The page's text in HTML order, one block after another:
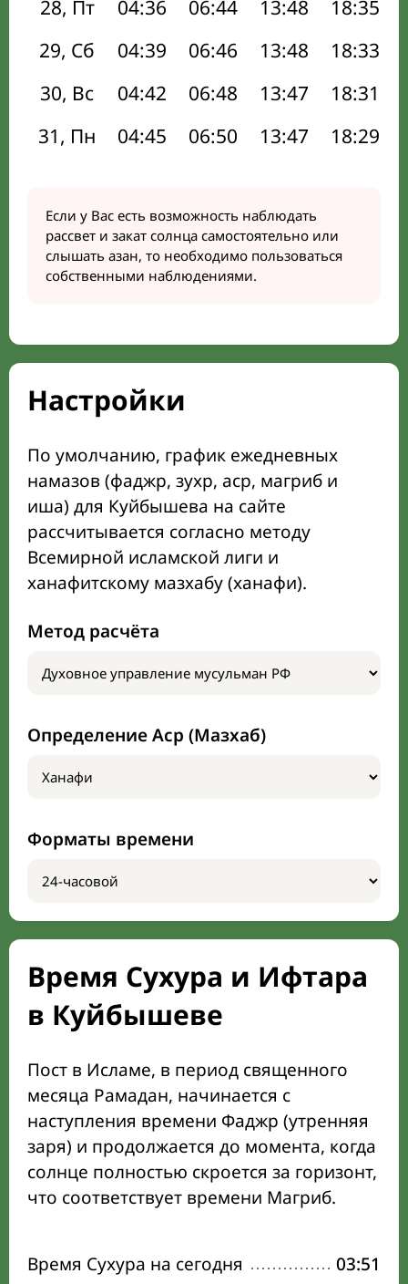
28, Пт
04:36 06:44 13:48 18:35
29, Сб
04:39 06:46 13:48 18:33
30, Вс
04:42 06:48 13:47 18:31
31, Пн
04:45 06:50 13:47 18:29
Если у Вас есть возможность наблюдать
рассвет и закат солнца самостоятельно или
слышать азан, то необходимо пользоваться
собственными наблюдениями.
Настройки
По умолчанию, график ежедневных
намазов (фаджр, зухр, аср, магриб и
иша) для Куйбышева на сайте
рассчитывается согласно методу
Всемирной исламской лиги и
ханафитскому мазхабу (ханафи).
Метод расчёта
Определение Аср (Мазхаб)
Форматы времени
Время Сухура и Ифтара
в Куйбышеве
Пост в Исламе, в период священного
месяца Рамадан, начинается с
наступления времени Фаджр (утренняя
заря) и продолжается до момента, когда
солнце полностью скроется за горизонт,
что соответствует времени Магриб.
Время Сухура на сегодня 03:51